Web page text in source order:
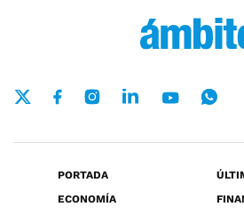
PORTADA
ECONOMÍA